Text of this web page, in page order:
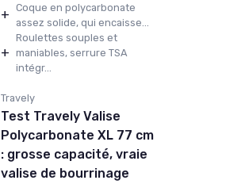
+ Coque en polycarbonate
assez solide, qui encaisse...
+
Roulettes souples et
maniables, serrure TSA
intégr...
Travely
Test Travely Valise
Polycarbonate XL 77 cm
: grosse capacité, vraie
valise de bourrinage